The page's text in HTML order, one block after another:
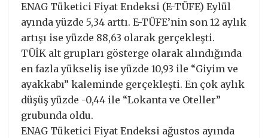
ENAG Tüketici Fiyat Endeksi (E-TÜFE) Eylül
ayında yüzde 5,34 arttı. E-TÜFE’nin son 12 aylık
artışı ise yüzde 88,63 olarak gerçekleşti.
TÜİK alt grupları gösterge olarak alındığında
en fazla yükseliş ise yüzde 10,93 ile “Giyim ve
ayakkabı” kaleminde gerçekleşti. En çok aylık
düşüş yüzde -0,44 ile “Lokanta ve Oteller”
grubunda oldu.
ENAG Tüketici Fiyat Endeksi ağustos ayında